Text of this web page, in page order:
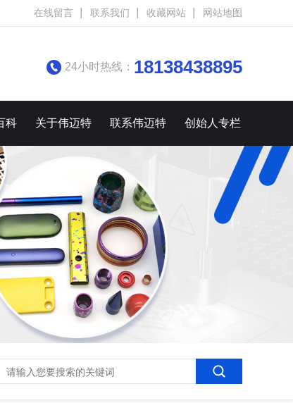
在线留言 联系我们 收藏网站 网站地图
24小时热线： 18138438895
科 关于伟迈特 联系伟迈特 创始人专栏